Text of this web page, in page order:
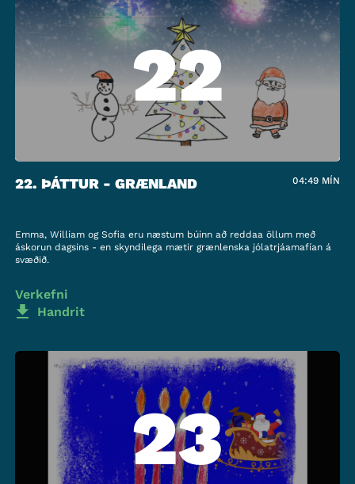
22
22. ÞÁTTUR - GRÆNLAND 04:49 MÍN
Emma, William og Sofia eru næstum búinn að reddaa öllum með
áskorun dagsins - en skyndilega mætir grænlenska jólatrjáamafían á
svæðið.
Verkefni
Handrit
23